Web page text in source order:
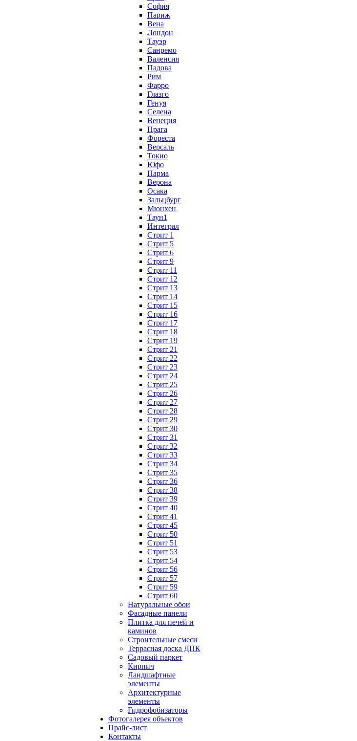
София
Париж
Вена
Лондон
Тауэр
Санремо
Валенсия
Падова
Рим
Фарро
Глазго
Генуя
Селена
Венеция
Прага
Фореста
Версаль
Токио
Юфо
Парма
Верона
Осака
Зальцбург
Мюнхен
Таун1
Интеграл
Стрит 1
Стрит 5
Стрит 6
Стрит 9
Стрит 11
Стрит 12
Стрит 13
Стрит 14
Стрит 15
Стрит 16
Стрит 17
Стрит 18
Стрит 19
Стрит 21
Стрит 22
Стрит 23
Стрит 24
Стрит 25
Стрит 26
Стрит 27
Стрит 28
Стрит 29
Стрит 30
Стрит 31
Стрит 32
Стрит 33
Стрит 34
Стрит 35
Стрит 36
Стрит 38
Стрит 39
Стрит 40
Стрит 41
Стрит 45
Стрит 50
Стрит 51
Стрит 53
Стрит 54
Стрит 56
Стрит 57
Стрит 59
Стрит 60
Натуральные обои
Фасадные панели
Плитка для печей и
каминов
Строительные смеси
Террасная доска ДПК
Садовый паркет
Кирпич
Ландшафтные
элементы
Архитектурные
элементы
Гидрофобизаторы
Фотогалерея объектов
Прайс-лист
Контакты